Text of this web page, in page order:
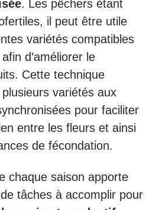
. Les pêchers étant
il peut être utile
variétés compatibles
d’améliorer le
Cette technique
variétés aux
pour faciliter
entre les fleurs et ainsi
de fécondation.
chaque saison apporte
tâches à accomplir pour